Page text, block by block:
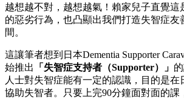
越想越不對，越想越氣！賴家兒子直覺這
的惡劣行為，也凸顯出我們打造失智症友
間。
這讓筆者想到日本Dementia Supporter
始推出
「失智症支持者（Supporter）」
人士對失智症能有一定的認識，目的是在
協助失智者。只要上完90分鐘面對面的課